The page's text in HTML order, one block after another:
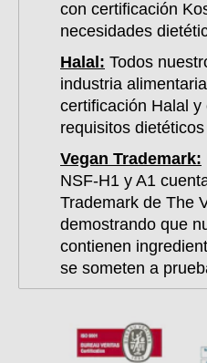
con certificación
necesidades
Halal: Todos
industria
certificación Halal
requisitos
Vegan Trademark:
NSF-H1 y A1
Trademark de The
demostrando que
contienen
se someten a